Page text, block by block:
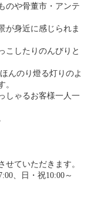
のや骨董市・アンテ
が身近に感じられま
こしたりのんびりと
んのり燈る灯りのよ
。
しゃるお客様一人一
せていただきます。
、日・祝10:00～